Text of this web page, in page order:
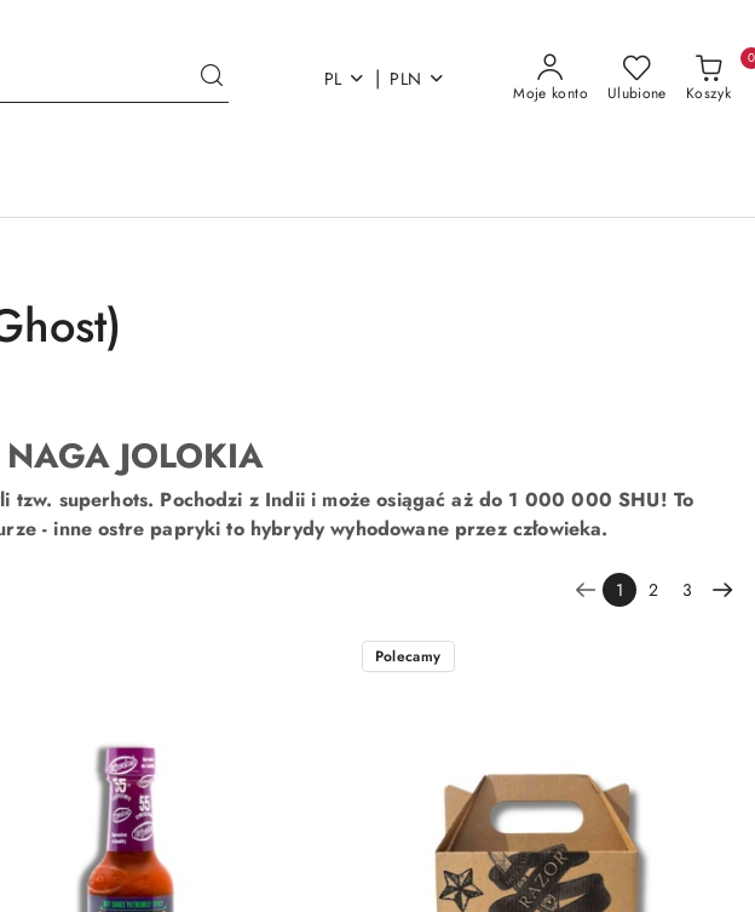
PL | PLN
Moje konto Ulubione Koszyk
0
NAGA JOLOKIA
tzw. superhots. Pochodzi z Indii i może osiągać aż do 1 000 000 SHU! To
- inne ostre papryki to hybrydy wyhodowane przez człowieka.
1 2 3
Polecamy